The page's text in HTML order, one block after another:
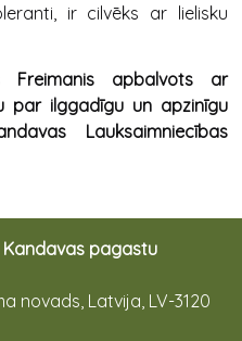
ir cilvēks ar lielisku
Freimanis apbalvots ar
par ilggadīgu un apzinīgu
Lauksaimniecības
Kandavas pagastu
novads, Latvija, LV-3120